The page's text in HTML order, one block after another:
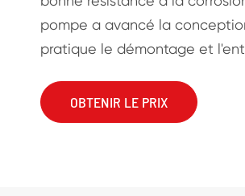
pompe a avancé la
pratique le démontage et
OBTENIR LE PRIX